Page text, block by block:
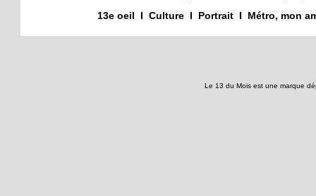
13e oeil
I Culture I Portrait I Métro, mon
Le 13 du Mois est une marque